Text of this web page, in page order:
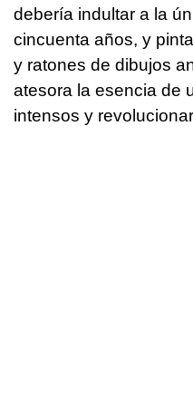
debería indultar a la
cincuenta años, y
y ratones de dibujos
atesora la esencia de
intensos y